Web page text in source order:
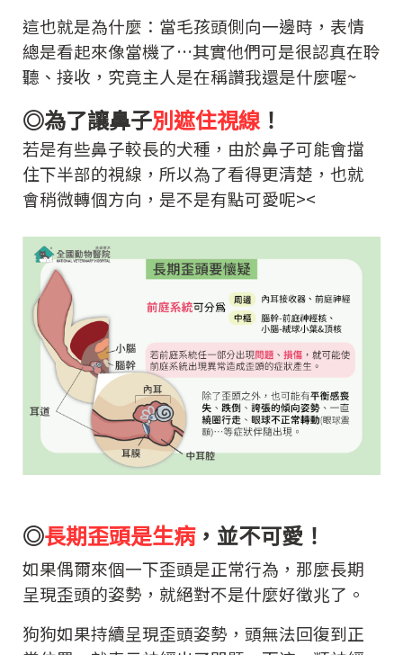
這也就是為什麼：當毛孩頭側向一邊時，表情
總是看起來像當機了…其實他們可是很認真在聆
聽、接收，究竟主人是在稱讚我還是什麼喔~
◎為了讓鼻子別遮住視線！
若是有些鼻子較長的犬種，由於鼻子可能會擋
住下半部的視線， 所以為了看得更清楚，也就
會稍微轉個方向，是不是有點可愛呢><
◎長期歪頭是生病，並不可愛！
如果偶爾來個一下歪頭是正常行為，那麼長期
呈現歪頭的姿勢，就絕對不是什麼好徵兆了。
狗狗如果持續呈現歪頭姿勢，頭無法回復到正